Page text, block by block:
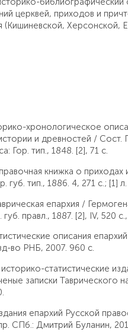
церквей, приходов и
Херсонской,
хронологическое
и древностей / Сост.
Гор. тип., 1848. [2], 71 с.
книжка о
тип., 1886. 4, 271 с.; [1] л.
епархия /
правл., 1887. [2], IV, 520 с.,
описания
во РНБ, 2007. 960 с.
статистические
записки Таврического
епархий Русской
СПб.: Дмитрий Буланин,